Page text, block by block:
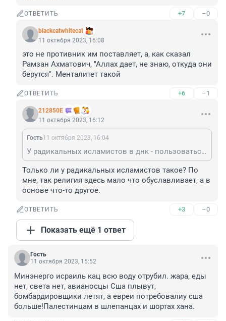
ОТВЕТИТЬ +7 –0
blackcatwhitecat
11 октября 2023, 16:08
это не противник им поставляет, а, как сказал
Рамзан Ахматович, "Аллах дает, не знаю, откуда они
берутся". Менталитет такой
ОТВЕТИТЬ +6 –1
212850Е
11 октября 2023, 16:12
Гость11 октября 2023, 16:04
У радикальных исламистов в днк - пользоваться благами продвинутых религий, а самим жить в каменном веке. При том , сбежав с родины , они на новом месте устраивают такой же отсталый в развитии зоопарк, вместо того, чтобы встраиваться в прогрессивный социум. (что мы и наблюдаем даже у нас)
Только ли у радикальных исламистов такое? По
мне, так религия здесь мало что обуславливает, а в
основе что-то другое.
ОТВЕТИТЬ +3 –0
Показать ещё 1 ответ
Гость
11 октября 2023, 15:52
Минэнерго исраиль кац всю воду отрубил. жара, еды
нет, света нет, авианосцы Сша плывут,
бомбардировщики летят, а евреи потребовалиу сша
больше!Палестинцам в шлепанцах и шортах хана.